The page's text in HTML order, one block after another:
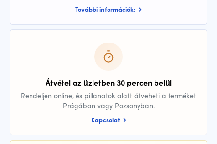
További információk:
Átvétel az üzletben 30 percen belül
Rendeljen online, és pillanatok alatt átveheti a terméket
Prágában vagy Pozsonyban.
Kapcsolat